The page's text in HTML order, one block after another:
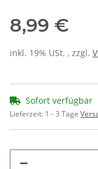
8,99 €
inkl. 19% USt. , zzgl.
Sofort verfügbar
Lieferzeit: 1 - 3 Tage